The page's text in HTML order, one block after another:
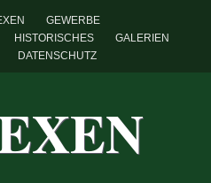
GEWERBE
HISTORISCHES
GALERIEN
DATENSCHUTZ